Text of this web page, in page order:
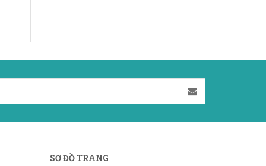
SƠ ĐỒ TRANG